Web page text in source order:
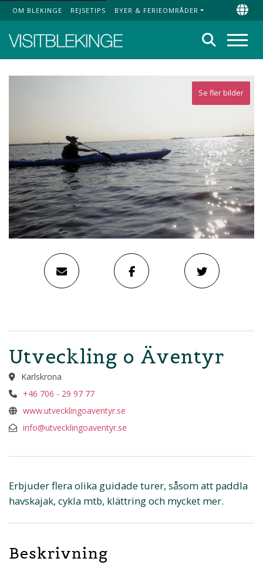
Top Menu
OM BLEKINGE REJSETIPS BYER & FERIEOMRÅDER
Søg
Se fler bilder
Utveckling o Äventyr
Karlskrona
+46 706 - 29 97 77
www.utvecklingoaventyr.se
info@utvecklingoaventyr.se
Erbjuder flera olika guidade turer, såsom att paddla
havskajak, cykla mtb, klättring och mycket mer.
Beskrivning